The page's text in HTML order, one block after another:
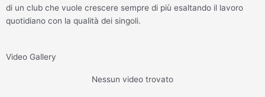
di un club che vuole crescere sempre di più esaltando il lavoro
quotidiano con la qualità dei singoli.
Video Gallery
Nessun video trovato